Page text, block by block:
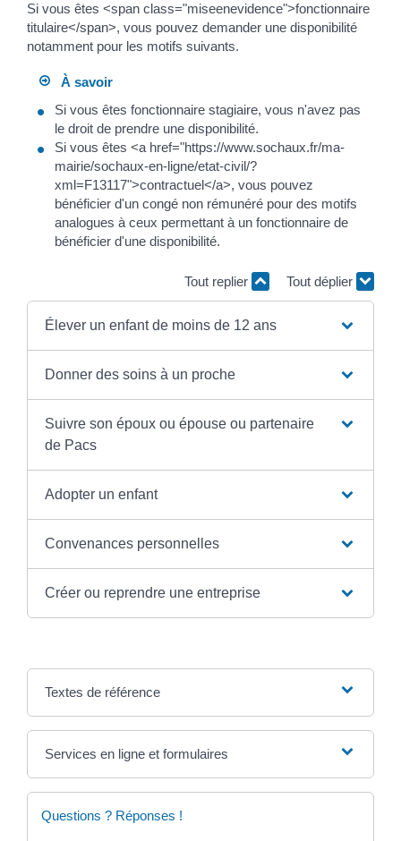
Si vous êtes <span class="miseenevidence">fonctionnaire
titulaire</span>, vous pouvez demander une disponibilité
notamment pour les motifs suivants.
À savoir
Si vous êtes fonctionnaire stagiaire, vous n'avez pas
le droit de prendre une disponibilité.
Si vous êtes <a href="https://www.sochaux.fr/ma-
mairie/sochaux-en-ligne/etat-civil/?
xml=F13117">contractuel</a>, vous pouvez
bénéficier d'un congé non rémunéré pour des motifs
analogues à ceux permettant à un fonctionnaire de
bénéficier d'une disponibilité.
Tout replier Tout déplier
Élever un enfant de moins de 12 ans
Donner des soins à un proche
Suivre son époux ou épouse ou partenaire
de Pacs
Adopter un enfant
Convenances personnelles
Créer ou reprendre une entreprise
Textes de référence
Services en ligne et formulaires
Questions ? Réponses !